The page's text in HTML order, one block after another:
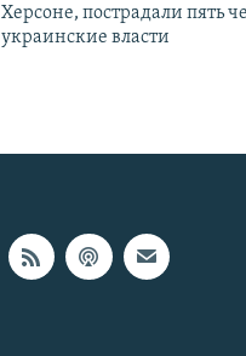
Херсоне, пострадали пять
украинские власти